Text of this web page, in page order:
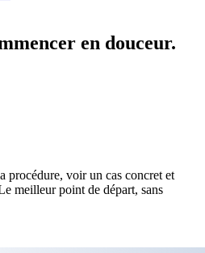
en douceur.
procédure, voir un cas concret et
meilleur point de départ, sans